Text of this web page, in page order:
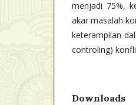
menjadi 75%,
akar masalah
keterampilan
controling)
Downloads